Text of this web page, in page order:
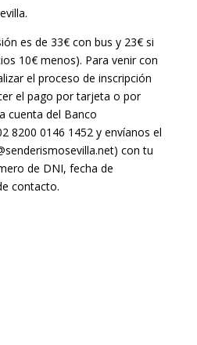
es de 33€ con bus y 23€ si
10€ menos). Para venir con
el proceso de inscripción
el pago por tarjeta o por
cuenta del Banco
8200 0146 1452 y envíanos el
con tu
de DNI, fecha de
contacto.